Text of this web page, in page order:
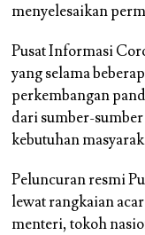
menyelesaikan
Pusat Informasi
yang selama
perkembangan
dari sumber-
kebutuhan
Peluncuran resmi
lewat rangkaian
menteri, tokoh